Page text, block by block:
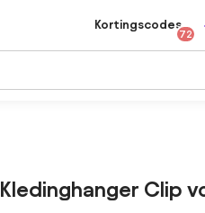
Kortingscodes
72
Kledinghanger Clip